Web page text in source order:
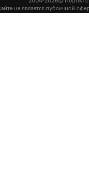
не является публичной